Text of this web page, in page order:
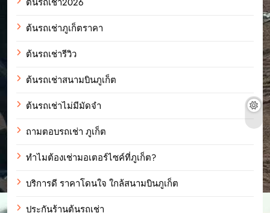
ต้นรถเช่าภูเก็ตราคา
ต้นรถเช่ารีวิว
ต้นรถเช่าสนามบินภูเก็ต
ต้นรถเช่าไม่มีมัดจำ
ถามตอบรถเช่า ภูเก็ต
ทำไมต้องเช่ามอเตอร์ไซค์ที่ภูเก็ต?
บริการดี ราคาโดนใจ ใกล้สนามบินภูเก็ต
ประกันร้านต้นรถเช่า